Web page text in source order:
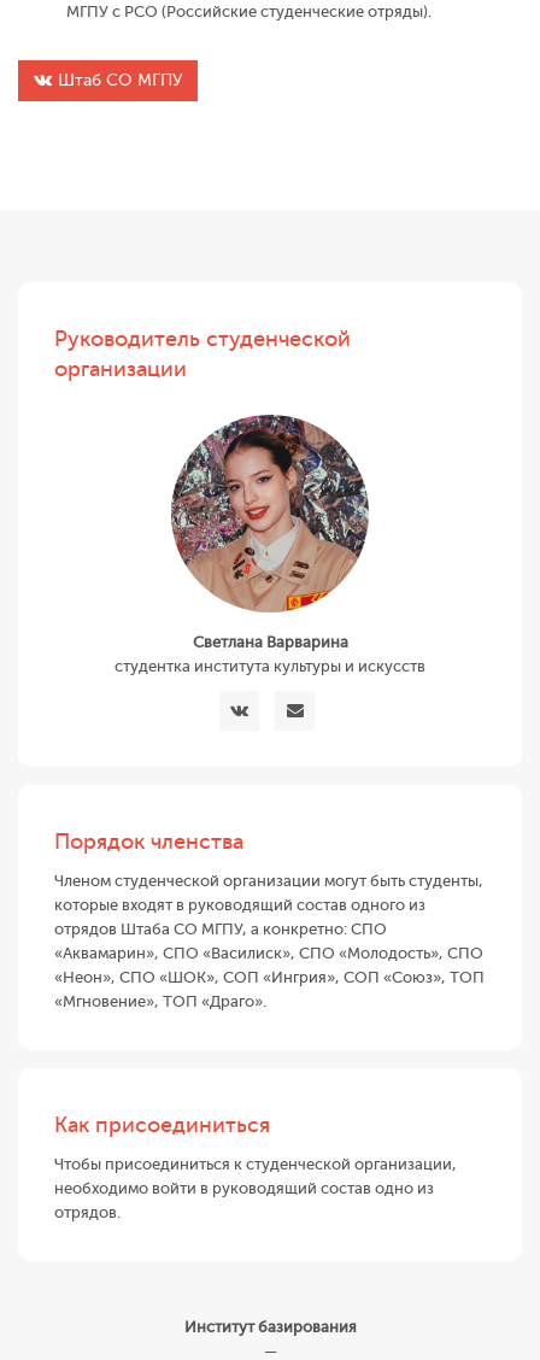
МГПУ с РСО (Российские студенческие отряды).
Штаб СО МГПУ
Руководитель студенческой
организации
Светлана Варварина
студентка института культуры и искусств
Порядок членства
Членом студенческой организации могут быть студенты,
которые входят в руководящий состав одного из
отрядов Штаба СО МГПУ, а конкретно: СПО
«Аквамарин», СПО «Василиск», СПО «Молодость», СПО
«Неон», СПО «ШОК», СОП «Ингрия», СОП «Союз», ТОП
«Мгновение», ТОП «Драго».
Как присоединиться
Чтобы присоединиться к студенческой организации,
необходимо войти в руководящий состав одно из
отрядов.
Институт базирования
—